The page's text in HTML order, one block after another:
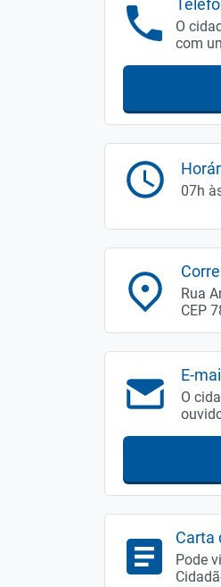
O
com
07h
Rua
CEP
E-
O
Carta
Pode